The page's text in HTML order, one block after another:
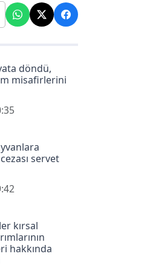
döndü,
misafirlerini
servet
kırsal
hakkında